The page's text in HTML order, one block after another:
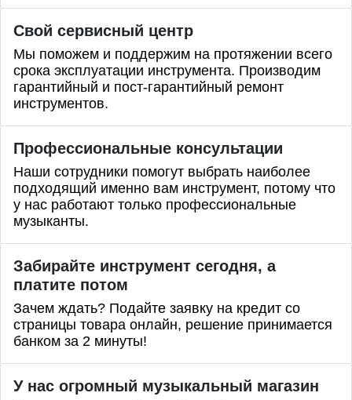
Свой сервисный центр
Мы поможем и поддержим на протяжении всего
срока эксплуатации инструмента. Производим
гарантийный и пост-гарантийный ремонт
инструментов.
Профессиональные консультации
Наши сотрудники помогут выбрать наиболее
подходящий именно вам инструмент, потому что
у нас работают только профессиональные
музыканты.
Забирайте инструмент сегодня, а
платите потом
Зачем ждать? Подайте заявку на кредит со
страницы товара онлайн, решение принимается
банком за 2 минуты!
У нас огромный музыкальный магазин